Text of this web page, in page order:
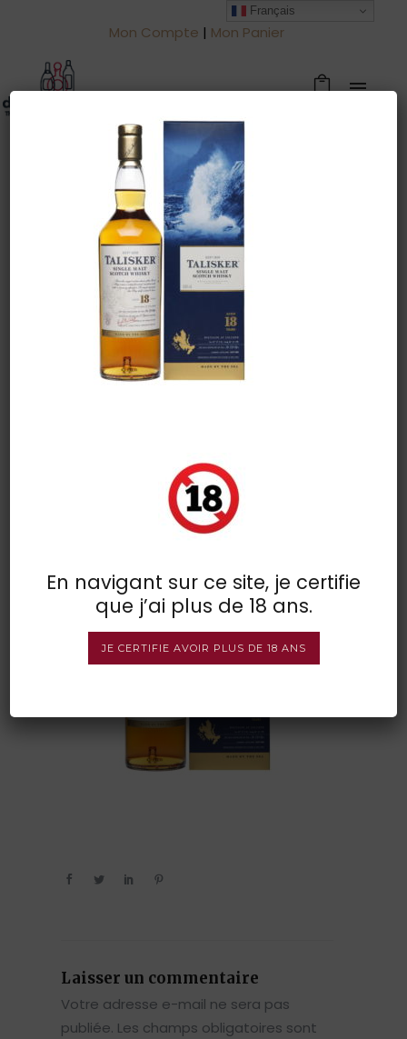
Mon Compte | Mon Panier
Warning: Trying to access array offset
on value of type null in
/htdocs/drinkjullien.be/wp-
content/themes/oshin/content.php
on line28
26 juin 2022
Laisser un commentaire
Votre adresse e-mail ne sera pas
publiée. Les champs obligatoires sont
Français
En navigant sur ce site, je certifie
que j’ai plus de 18 ans.
JE CERTIFIE AVOIR PLUS DE 18 ANS